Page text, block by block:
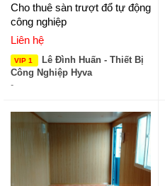
Cho thuê sàn trượt đổ tự động
công nghiệp
Liên hệ
VIP 1
Lê Đình Huấn - Thiết Bị
Công Nghiệp Hyva
-